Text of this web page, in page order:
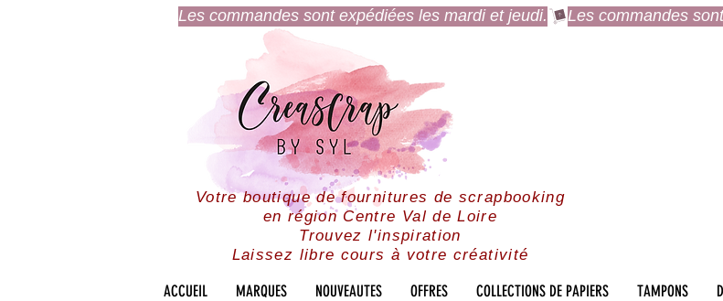
Les commandes sont expédiées les mardi et jeudi.
Votre boutique de fournitures de scrapbooking
en région Centre Val de Loire
Trouvez l'inspiration
Laissez libre cours à votre créativité
ACCUEIL MARQUES NOUVEAUTES OFFRES COLLECTIONS DE PAPIERS TAMPONS